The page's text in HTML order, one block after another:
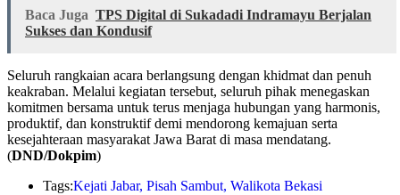
Baca Juga TPS Digital di Sukadadi Indramayu Berjalan
Sukses dan Kondusif
Seluruh rangkaian acara berlangsung dengan khidmat dan penuh
keakraban. Melalui kegiatan tersebut, seluruh pihak menegaskan
komitmen bersama untuk terus menjaga hubungan yang harmonis,
produktif, dan konstruktif demi mendorong kemajuan serta
kesejahteraan masyarakat Jawa Barat di masa mendatang.
(DND/Dokpim)
Tags:Kejati Jabar, Pisah Sambut, Walikota Bekasi